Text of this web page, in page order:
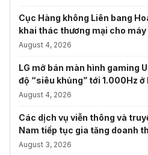
Cục Hàng không Liên bang
khai thác thương mại cho
August 4, 2026
LG mở bán màn hình gaming
độ “siêu khủng” tới 1.000Hz ở
August 4, 2026
Các dịch vụ viễn thông và
Nam tiếp tục gia tăng doanh
August 3, 2026